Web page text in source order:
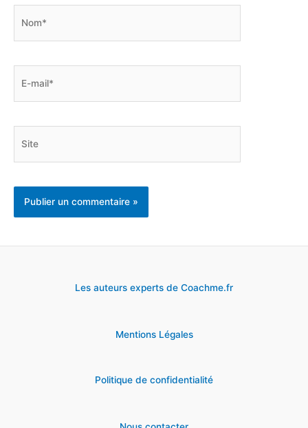
Les auteurs experts de Coachme.fr
Mentions Légales
Politique de confidentialité